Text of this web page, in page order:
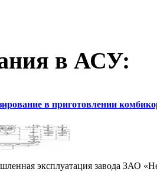
в АСУ:
в приготовлении
эксплуатация завода ЗАО